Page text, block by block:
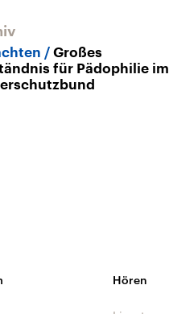
Großes
für Pädophilie im
Hören